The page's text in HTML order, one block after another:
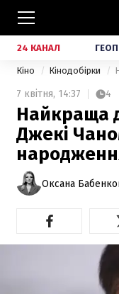
24 КАНАЛ
Кіно Кінодобірки
7 квітня, 14:37 4
Найкраща
Джекі
Оксана